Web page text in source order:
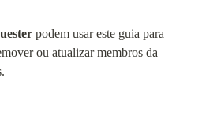
podem usar este guia para
ou atualizar membros da